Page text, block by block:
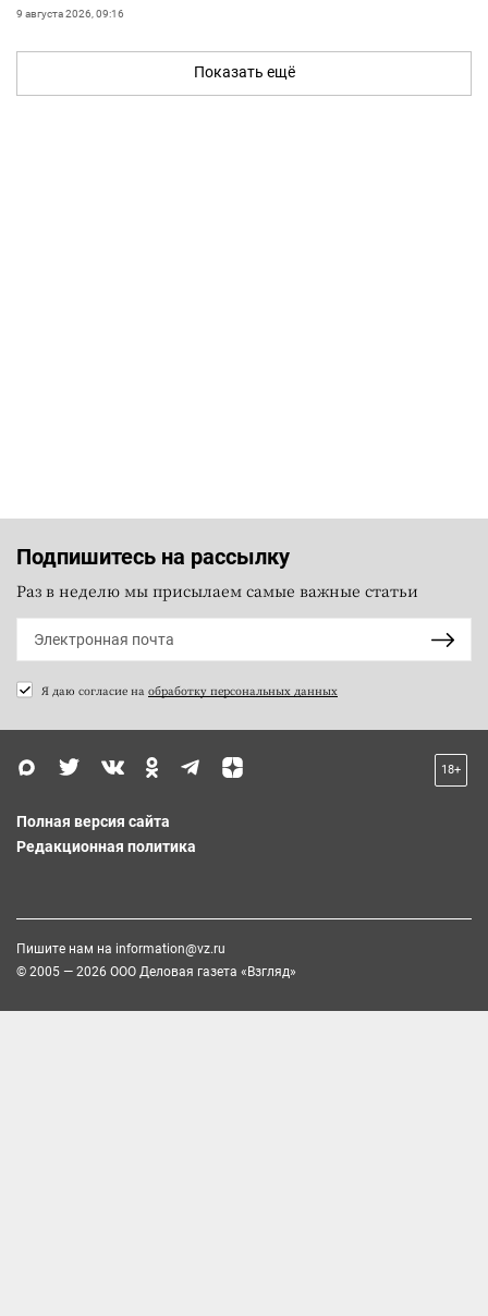
9 августа 2026, 09:16
Показать ещё
Подпишитесь на рассылку
Раз в неделю мы присылаем самые важные статьи
Я даю согласие на обработку персональных данных
18+
Полная версия сайта
Редакционная политика
Пишите нам на information@vz.ru
© 2005 — 2026 ООО Деловая газета «Взгляд»